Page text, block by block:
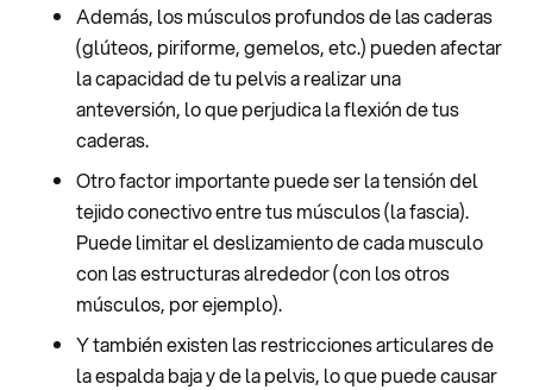
Además, los músculos profundos de las caderas
(glúteos, piriforme, gemelos, etc.) pueden afectar
la capacidad de tu pelvis a realizar una
anteversión, lo que perjudica la flexión de tus
caderas.
Otro factor importante puede ser la tensión del
tejido conectivo entre tus músculos (la fascia).
Puede limitar el deslizamiento de cada musculo
con las estructuras alrededor (con los otros
músculos, por ejemplo).
Y también existen las restricciones articulares de
la espalda baja y de la pelvis, lo que puede causar